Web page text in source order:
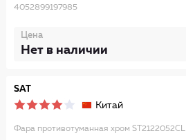
4052899197985
Цена
Нет в наличии
SAT
Китай
Фара противотуманная хром ST2122052CL